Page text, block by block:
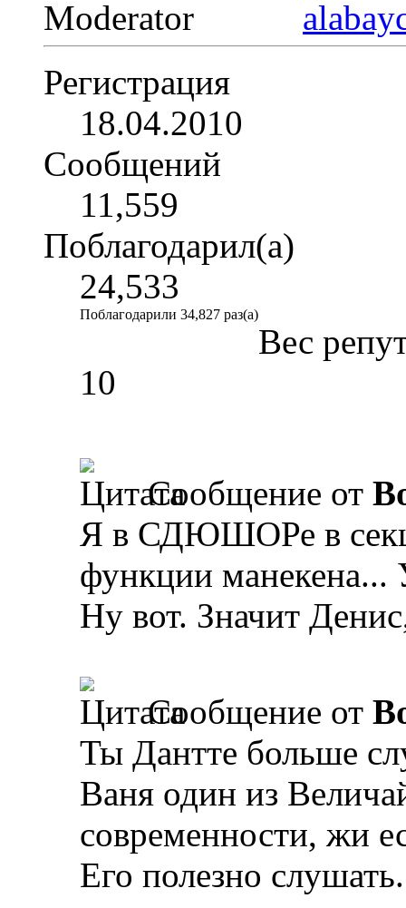
Moderator
Регистрация
18.04.2010
Сообщений
11,559
Поблагодарил(а)
24,533
Поблагодарили 34,827 раз(а)
Вес
10
Сообщение от
Я в СДЮШОРе в
функции манекена...
Ну вот. Значит
Сообщение от
Ты Дантте больше
Ваня один из
современности, жи
Его полезно слушать.